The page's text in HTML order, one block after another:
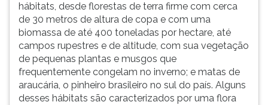
hábitats, desde florestas de terra firme com cerca
de 30 metros de altura de copa e com uma
biomassa de até 400 toneladas por hectare, até
campos rupestres e de altitude, com sua vegetação
de pequenas plantas e musgos que
frequentemente congelam no inverno; e matas de
araucária, o pinheiro brasileiro no sul do país. Alguns
desses hábitats são caracterizados por uma flora